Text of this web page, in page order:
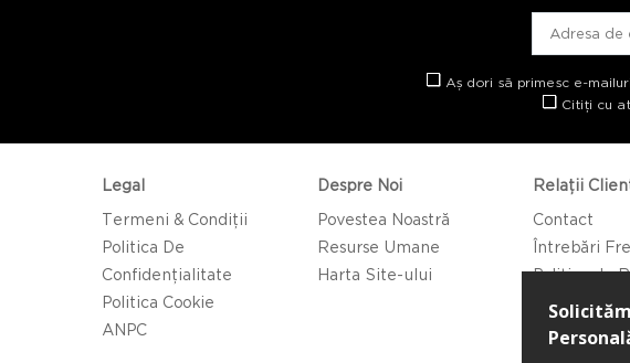
Aș dori să primesc e-
Citiți cu
Legal
Termeni & Condiții
Politica De
Confidențialitate
Politica Cookie
ANPC
Despre Noi
Povestea Noastră
Resurse Umane
Harta Site-ului
Relații
Contact
Întrebări
Politica de